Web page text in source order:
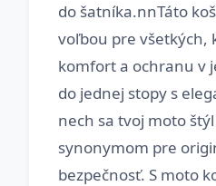
do šatníka.nnTáto
voľbou pre všetkých,
komfort a ochranu v
do jednej stopy s
nech sa tvoj moto
synonymom pre
bezpečnosť. S moto